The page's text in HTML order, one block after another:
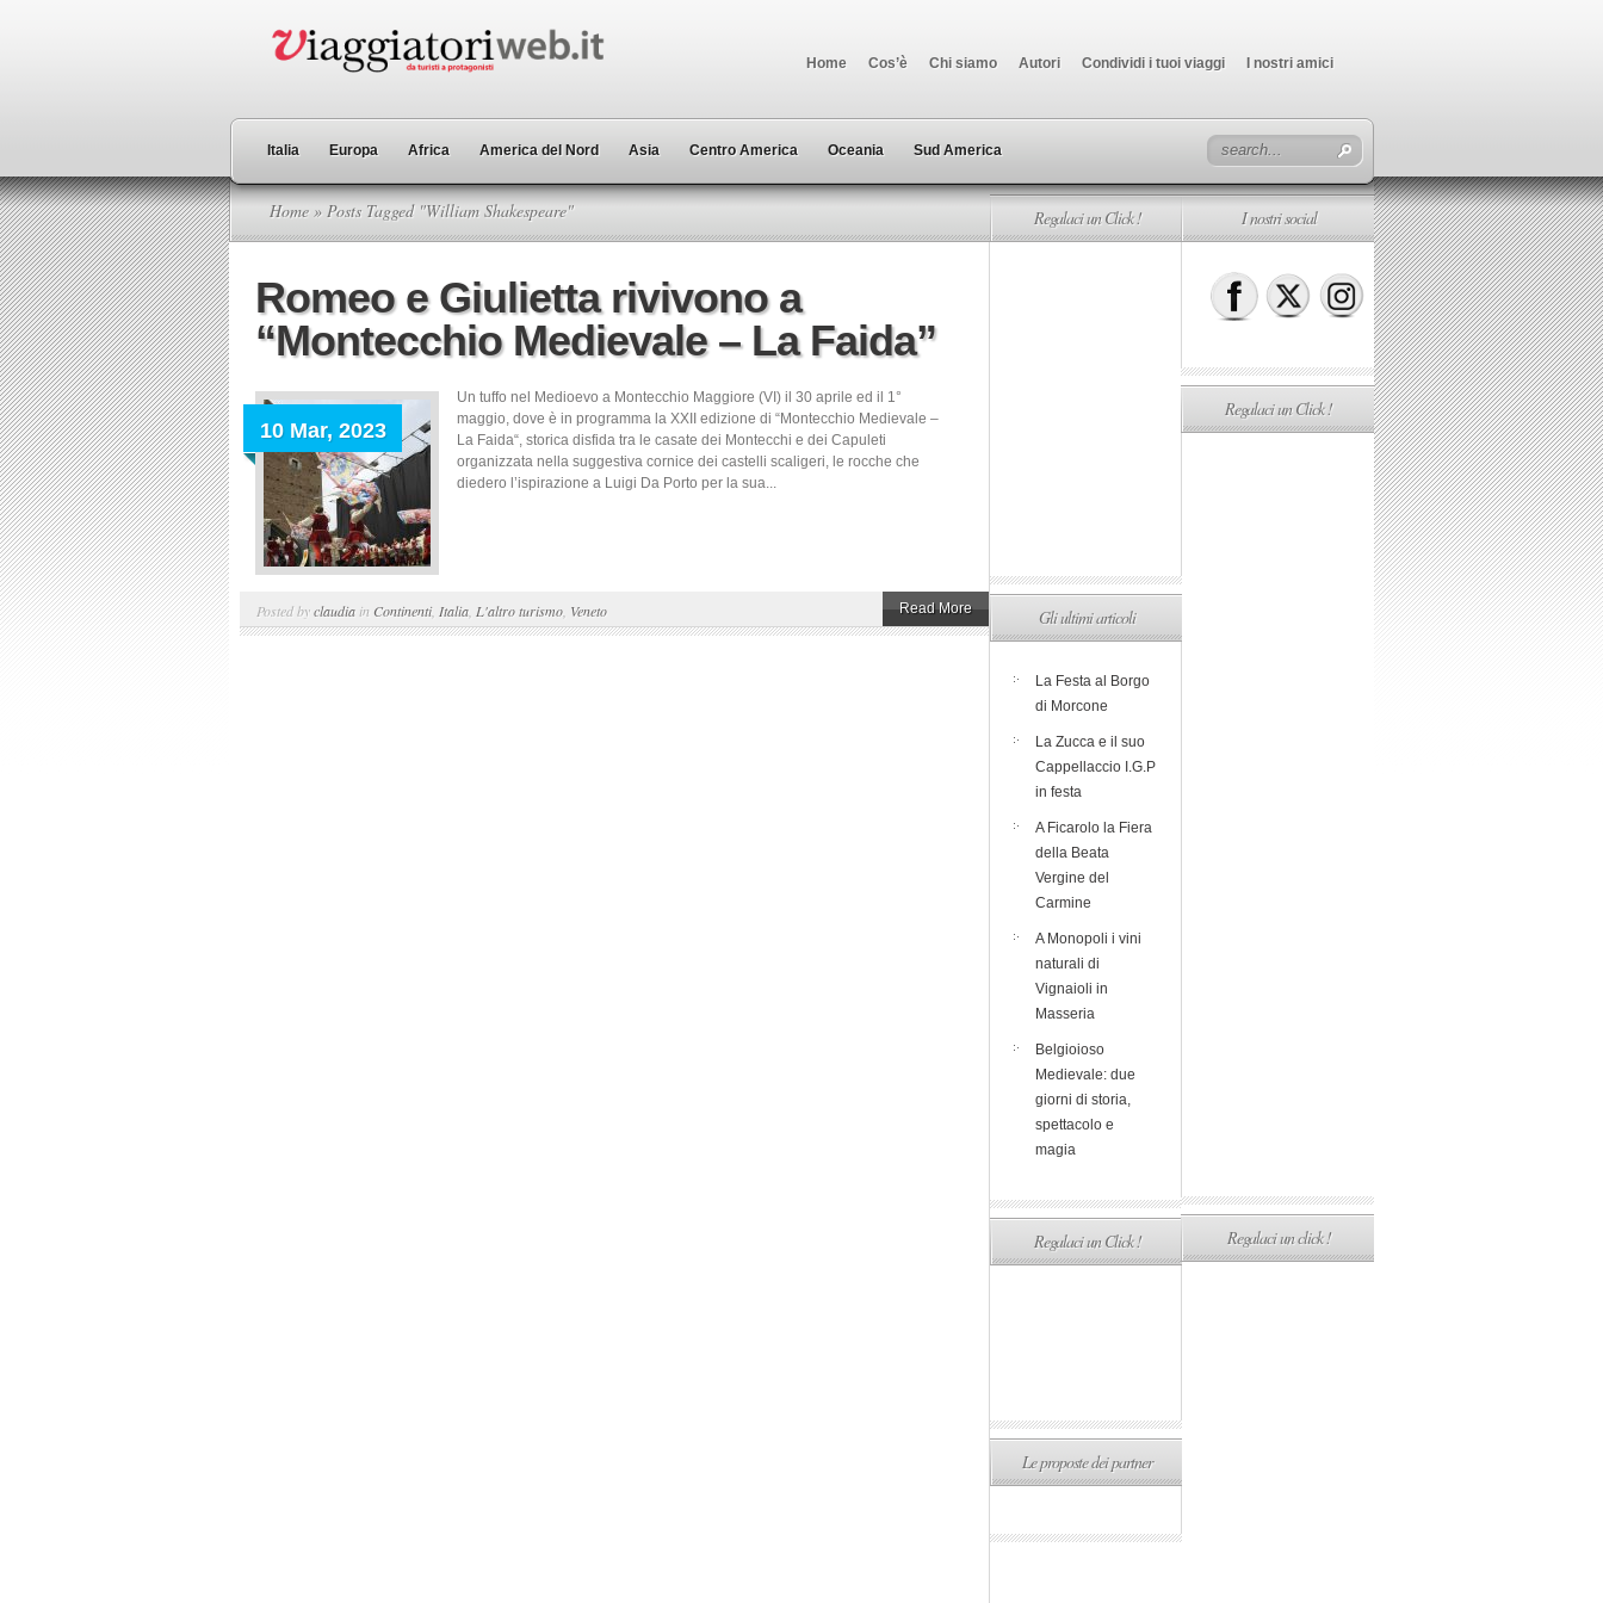
Home Cos’è Chi siamo Autori Condividi i tuoi viaggi I nostri amici
Italia Europa Africa America del Nord Asia Centro America Oceania Sud America
Home » Posts Tagged "William Shakespeare"
Romeo e Giulietta rivivono a
“Montecchio Medievale – La Faida”
10 Mar, 2023
Un tuffo nel Medioevo a Montecchio Maggiore (VI) il 30 aprile ed il 1°
maggio, dove è in programma la XXII edizione di “Montecchio Medievale –
La Faida“, storica disfida tra le casate dei Montecchi e dei Capuleti
organizzata nella suggestiva cornice dei castelli scaligeri, le rocche che
diedero l’ispirazione a Luigi Da Porto per la sua...
Posted byclaudia in Continenti, Italia L'altro turismo Veneto Read More
Regalaci un Click !
Gli ultimi articoli
La Festa al Borgo
di Morcone
La Zucca e il suo
Cappellaccio I.G.P
in festa
A Ficarolo la Fiera
della Beata
Vergine del
Carmine
A Monopoli i vini
naturali di
Vignaioli in
Masseria
Belgioioso
Medievale: due
giorni di storia,
spettacolo e
magia
Regalaci un Click !
Le proposte dei partner
I nostri social
Regalaci un Click !
Regalaci un click !